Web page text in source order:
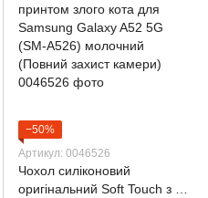
−50%
Артикул: 0046526
Чохол силіконовий
оригінальний Soft Touch з 3D